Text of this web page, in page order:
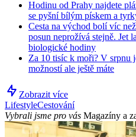
Hodinu od Prahy najdete
se pyšní bílým pískem a
Cesta na východ bolí víc
posun neprožívá stejně. Jet
biologické hodiny
Za 10 tisíc k moři? V srpnu
možností ale ještě máte
Zobrazit více
LifestyleCestování
Vybrali jsme pro vás Magazíny a